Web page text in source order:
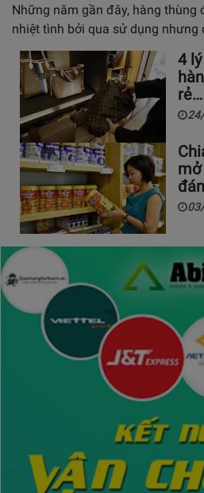
Những năm gần đây, hàng thùng
nhiệt tình bởi qua sử dụng nhưng
4
rẻ…